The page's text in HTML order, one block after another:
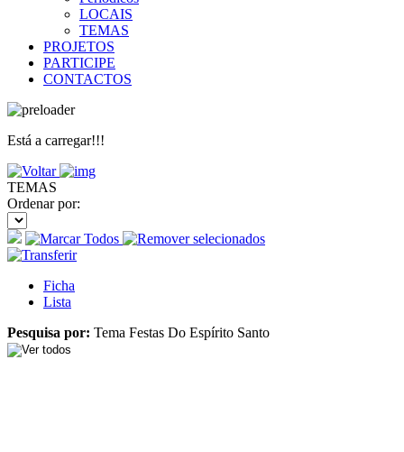
LOCAIS
TEMAS
PROJETOS
PARTICIPE
CONTACTOS
Está a carregar!!!
TEMAS
Ordenar por:
Ficha
Lista
Pesquisa por: Tema Festas Do Espírito Santo